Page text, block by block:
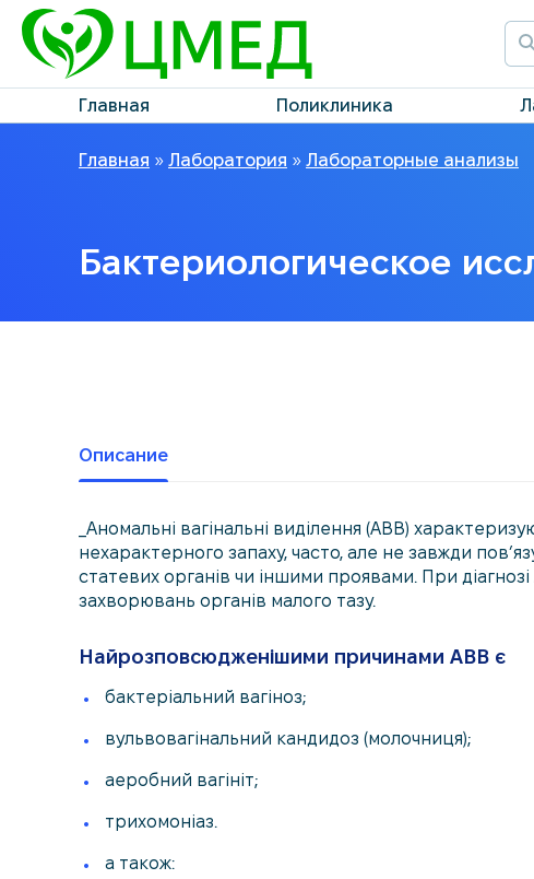
Главная Поликлиника
Главная » Лаборатория » Лабораторные анализы
Бактериологическое
Описание
_Аномальні вагінальні виділення (АВВ)
нехарактерного запаху, часто, але не завжди
статевих органів чи іншими проявами. При
захворювань органів малого тазу.
Найрозповсюдженішими причинами АВВ є
бактеріальний вагіноз;
вульвовагінальний кандидоз (молочниця);
аеробний вагініт;
трихомоніаз.
а також: